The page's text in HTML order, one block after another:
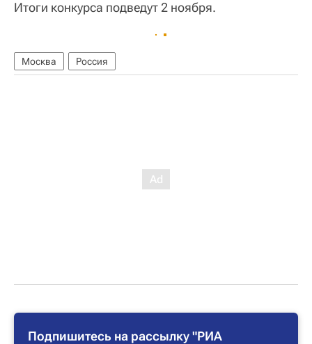
Итоги конкурса подведут 2 ноября.
Москва Россия
Подпишитесь на рассылку "РИА